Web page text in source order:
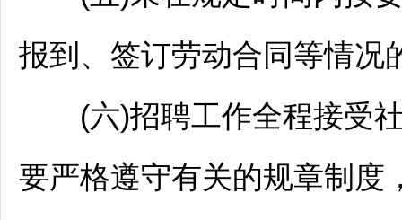
报到、签订劳动合同等情况
(六)招聘工作全程接受
要严格遵守有关的规章制度